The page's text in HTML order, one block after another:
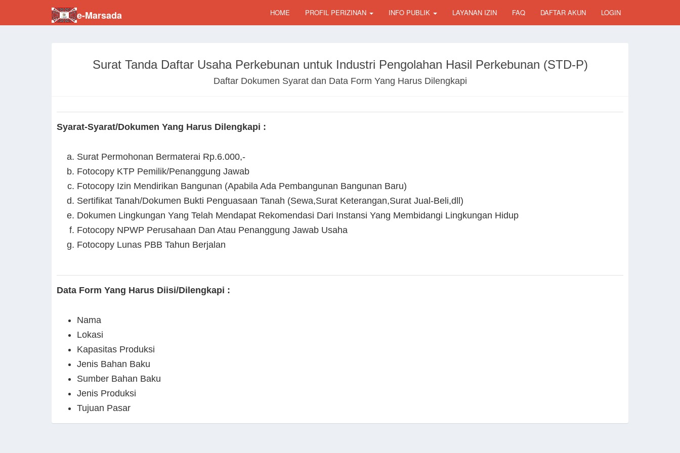
e-Marsada HOME PROFIL PERIZINAN INFO PUBLIK LAYANAN IZIN FAQ DAFTAR AKUN LOGIN
Surat Tanda Daftar Usaha Perkebunan untuk Industri Pengolahan Hasil Perkebunan (STD-P)
Daftar Dokumen Syarat dan Data Form Yang Harus Dilengkapi
Syarat-Syarat/Dokumen Yang Harus Dilengkapi :
Surat Permohonan Bermaterai Rp.6.000,-
Fotocopy KTP Pemilik/Penanggung Jawab
Fotocopy Izin Mendirikan Bangunan (Apabila Ada Pembangunan Bangunan Baru)
Sertifikat Tanah/Dokumen Bukti Penguasaan Tanah (Sewa,Surat Keterangan,Surat Jual-Beli,dll)
Dokumen Lingkungan Yang Telah Mendapat Rekomendasi Dari Instansi Yang Membidangi Lingkungan Hidup
Fotocopy NPWP Perusahaan Dan Atau Penanggung Jawab Usaha
Fotocopy Lunas PBB Tahun Berjalan
Data Form Yang Harus Diisi/Dilengkapi :
Nama
Lokasi
Kapasitas Produksi
Jenis Bahan Baku
Sumber Bahan Baku
Jenis Produksi
Tujuan Pasar